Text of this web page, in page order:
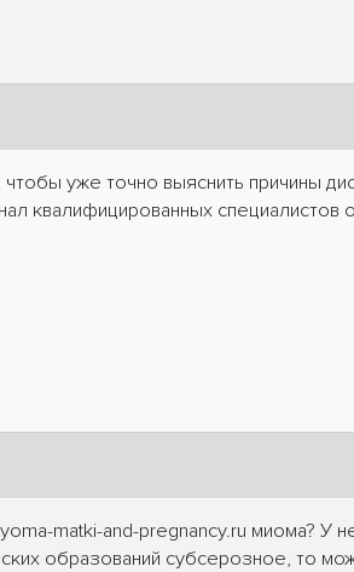
уже точно выяснить причины
квалифицированных специалистов
matki-and-pregnancy.ru миома? У
образований субсерозное, то